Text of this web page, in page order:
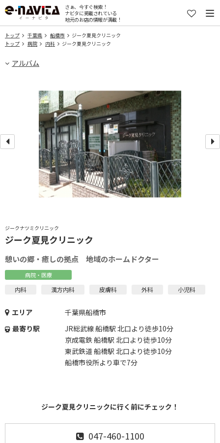
さぁ、今すぐ検索！
ナビタに掲載されている
地元のお店の情報が満載！
トップ 千葉県 船橋市
ジーク夏見クリニック
トップ
病院 内科 ジーク夏見クリニック
アルバム
ジークナツミクリニック
ジーク夏見クリニック
憩いの郷・癒しの拠点 地域のホームドクター
病院・医療
内科 漢方内科 皮膚科 外科 小児科
エリア
千葉県船橋市
最寄り駅
JR総武線 船橋駅 北口より徒歩10分
京成電鉄 船橋駅 北口より徒歩10分
東武鉄道 船橋駅 北口より徒歩10分
船橋市役所より車で7分
ジーク夏見クリニックに行く前にチェック！
047-460-1100